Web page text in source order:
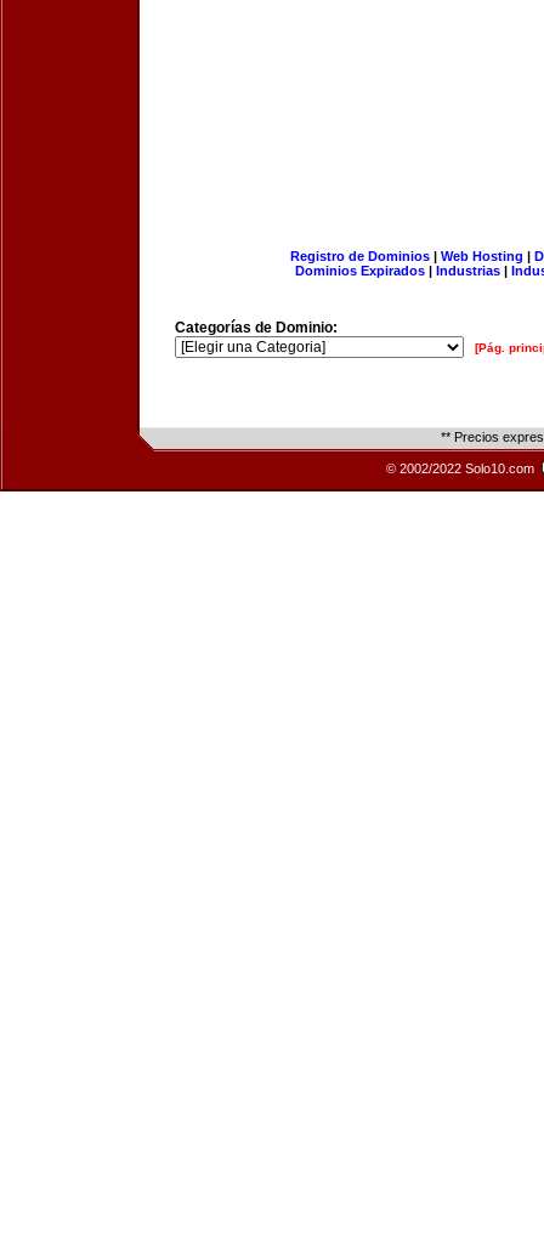
Registro de Dominios| Web Hosting |
Dominios Expirados | Industrias |
Categorías de Dominio:
[Pág.
** Precios
© 2002/2022 Solo10.com